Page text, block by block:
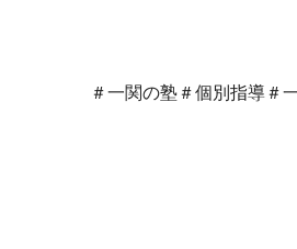
＃一関の塾＃個別指導＃